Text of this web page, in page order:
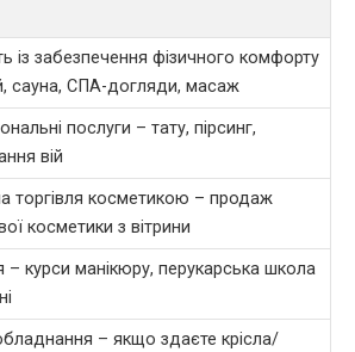
із забезпечення фізичного комфорту
сауна, СПА-догляди, масаж
послуги – тату, пірсинг,
вій
торгівля косметикою – продаж
косметики з вітрини
– курси манікюру, перукарська школа
– якщо здаєте крісла/